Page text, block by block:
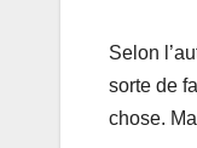
Selon
sorte de
chose.